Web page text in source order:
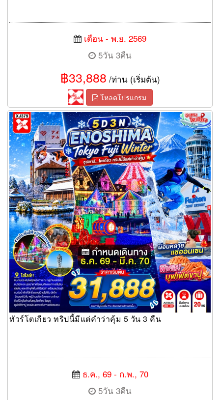
เดือน - พ.ย. 2569
5วัน 3คืน
฿33,888 /ท่าน (เริ่มต้น)
โหลดโปรแกรม
ทัวร์โตเกียว ทริปนี้มีแต่คำว่าคุ้ม 5 วัน 3 คืน
ทัวร์โตเกียว ทริปนี้มีแต่คำว่าคุ้ม 5 วัน 3 คืน
ธ.ค., 69 - ก.พ., 70
5วัน 3คืน